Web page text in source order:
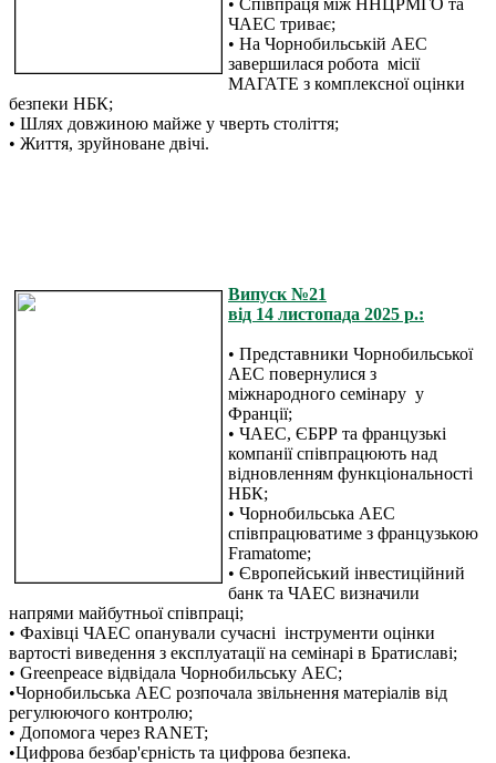
ЧАЕС триває;
• На Чорнобильській АЕС
завершилася робота місії
МАГАТЕ з комплексної оцінки
безпеки НБК;
• Шлях довжиною майже у чверть століття;
• Життя, зруйноване двічі.
Випуск №21
від 14 листопада 2025 р.:
• Представники Чорнобильської
АЕС повернулися з
міжнародного семінару у
Франції;
• ЧАЕС, ЄБРР та французькі
компанії співпрацюють над
відновленням функціональності
НБК;
• Чорнобильська АЕС
співпрацюватиме з французькою
Framatome;
• Європейський інвестиційний
банк та ЧАЕС визначили
напрями майбутньої співпраці;
• Фахівці ЧАЕС опанували сучасні інструменти оцінки
вартості виведення з експлуатації на семінарі в Братиcлаві;
• Greenpeace відвідала Чорнобильську АЕС;
•Чорнобильська АЕС розпочала звільнення матеріалів від
регулюючого контролю;
• Допомога через RANET;
•Цифрова безбар'єрність та цифрова безпека.